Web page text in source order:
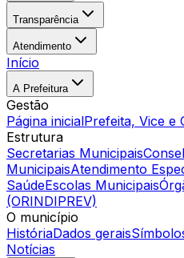
Transparência
Atendimento
Início
A Prefeitura
Gestão
Página inicialPrefeita, Vice e
Estrutura
Secretarias Municipais
MunicipaisAtendimento
SaúdeEscolas Municipais
(ORINDIPREV)
O município
HistóriaDados gerais
Notícias